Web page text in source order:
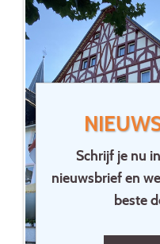
Schrijf je nu
nieuwsbrief en
beste